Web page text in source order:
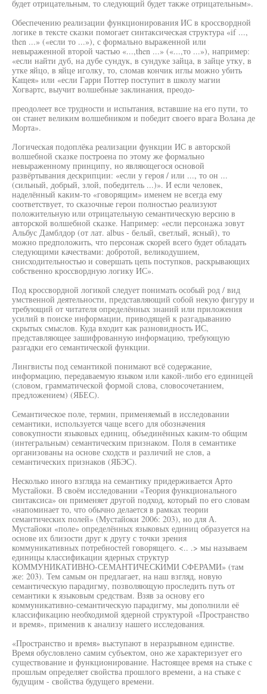
будет отрицательным, то следующий будет также отрицательным».
Обеспечению реализации функционирования ИС в кроссвордной
логике в тексте сказки помогает синтаксическая структура «if ...,
then ...» («если то ...»), с формально выраженной или
невыраженной второй частью «...,then ...» («...,то ...»), например:
«если найти дуб, на дубе сундук, в сундуке зайца, в зайце утку, в
утке яйцо, в яйце иголку, то, сломав кончик иглы можно убить
Кащея» или «если Гарри Поттер поступит в школу магии
Хогвартс, выучит волшебные заклинания, преодо-
преодолеет все трудности и испытания, вставшие на его пути, то
он станет великим волшебником и победит своего врага Волана де
Морта».
Логическая подоплёка реализации функции ИС в авторской
волшебной сказке построена по этому же формально
невыраженному принципу, но являющегося основой
развёртывания дескрипции: «если у героя / или ..., то он ...
(сильный, добрый, злой, победитель ...)». И если человек,
наделённый каким-то «говорящим» именем не всегда ему
соответствует, то сказочные герои полностью реализуют
положительную или отрицательную семантическую версию в
авторской волшебной сказке. Например: «если персонажа зовут
Альбус Дамблдор (от лат. albus - белый, светлый, ясный), то
можно предположить, что персонаж скорей всего будет обладать
следующими качествами: добротой, великодушием,
снисходительностью и совершать цепь поступков, раскрывающих
собственно кроссвордную логику ИС».
Под кроссвордной логикой следует понимать особый род / вид
умственной деятельности, представляющий собой некую фигуру и
требующий от читателя определённых знаний или приложения
усилий в поиске информации, приводящей к разгадыванию
скрытых смыслов. Куда входит как разновидность ИС,
представляющее зашифрованную информацию, требующую
разгадки его семантической функции.
Лингвисты под семантикой понимают всё содержание,
информацию, передаваемую языком или какой-либо его единицей
(словом, грамматической формой слова, словосочетанием,
предложением) (ЯБЕС).
Семантическое поле, термин, применяемый в исследовании
семантики, используется чаще всего для обозначения
совокупности языковых единиц, объединённых каким-то общим
(интегральным) семантическим признаком. Поля в семантике
организованы на основе сходств и различий не слов, а
семантических признаков (ЯБЭС).
Несколько иного взгляда на семантику придерживается Арто
Мустайоки. В своём исследовании «Теория функционального
синтаксиса» он применяет другой подход, который по его словам
«напоминает то, что обычно делается в рамках теории
семантических полей» (Мустайоки 2006: 203), но для А.
Мустайоки «поле» определённых языковых единиц образуется на
основе их близости друг к другу с точки зрения
коммуникативных потребностей говорящего. <.. .> мы называем
единицы классификации ядерных структур
КОММУНИКАТИВНО-СЕМАНТИЧЕСКИМИ СФЕРАМИ» (там
же: 203). Тем самым он предлагает, на наш взгляд, новую
семантическую парадигму, позволяющую проследить путь от
семантики к языковым средствам. Взяв за основу его
коммуникативно-семантическую парадигму, мы дополнили её
классификацию необходимой ядерной структурой «Пространство
и время», применив к анализу нашего исследования.
«Пространство и время» выступают в неразрывном единстве.
Время обусловлено самим субъектом, оно же характеризует его
существование и функционирование. Настоящее время на стыке с
прошлым определяет свойства прошлого времени, а на стыке с
будущим - свойства будущего времени.